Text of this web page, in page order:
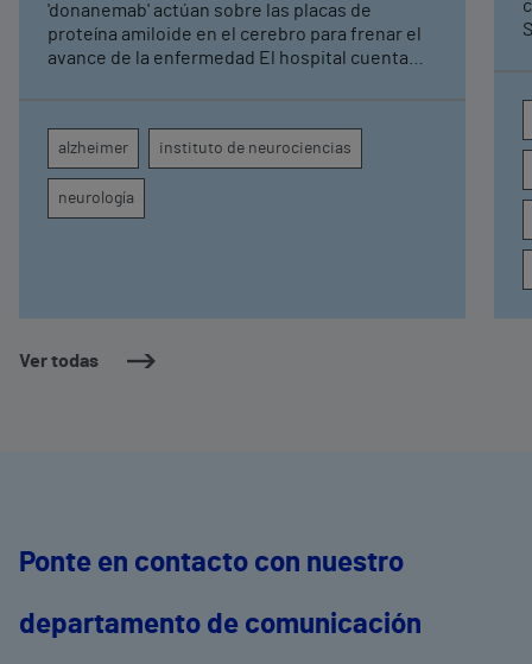
Ver todas
'donanemab' actúan sobre las placas de
proteína amiloide en el cerebro para frenar el
avance de la enfermedad El hospital cuenta
seguimiento clínico de cada paciente
alzheimer instituto de neurociencias
neurología
Ponte en contacto con nuestro
departamento de comunicación